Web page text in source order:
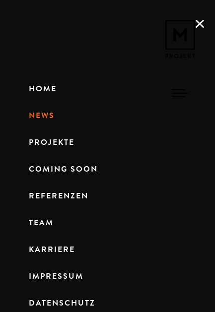
HOME
NEWS
PROJEKTE
COMING SOON
REFERENZEN
TEAM
KARRIERE
IMPRESSUM
DATENSCHUTZ